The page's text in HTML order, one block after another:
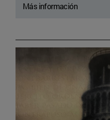
Más información